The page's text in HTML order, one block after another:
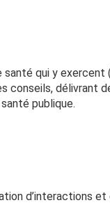
qui y exercent
conseils, délivrant
publique.
d’interactions